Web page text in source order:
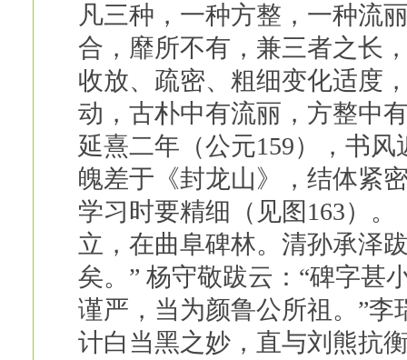
凡三种，一种方整，一种流
合，靡所不有，兼三者之长
收放、疏密、粗细变化适度
动，古朴中有流丽，方整中
延熹二年（公元159），书
魄差于《封龙山》，结体紧
学习时要精细（见图163）
立，在曲阜碑林。清孙承泽
矣。” 杨守敬跋云：“碑字甚
谨严，当为颜鲁公所祖。”
计白当黑之妙，直与刘熊抗